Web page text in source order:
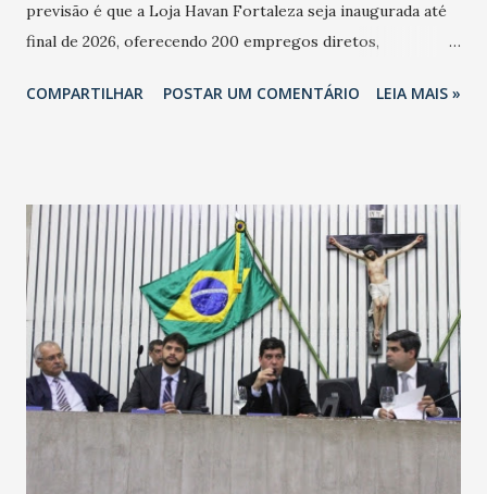
previsão é que a Loja Havan Fortaleza seja inaugurada até
final de 2026, oferecendo 200 empregos diretos,
Havan Fortaleza ainda não foi anunciada oficialmente, mas
COMPARTILHAR POSTAR UM COMENTÁRIO LEIA MAIS »